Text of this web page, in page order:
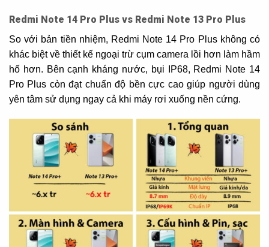
Redmi Note 14 Pro Plus vs Redmi Note 13 Pro Plus
So với bản tiền nhiệm, Redmi Note 14 Pro Plus không có
khác biệt về thiết kế ngoại trừ cụm camera lồi hơn làm hầm
hố hơn. Bên cạnh kháng nước, bụi IP68, Redmi Note 14
Pro Plus còn đạt chuẩn độ bền cực cao giúp người dùng
yên tâm sử dụng ngay cả khi máy rơi xuống nền cứng.